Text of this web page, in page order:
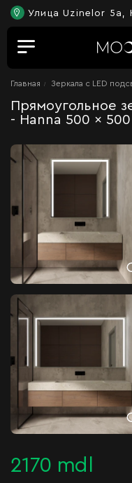
Улица Uzinelor 5a,
Главная Зеркала c LED
Прямоугольное
- Hanna 500 x
2170 mdl